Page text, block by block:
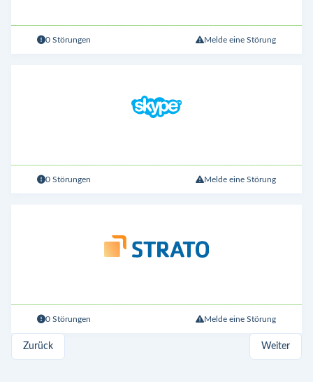
0 Störungen Melde eine Störung
0 Störungen Melde eine Störung
0 Störungen Melde eine Störung
Zurück Weiter